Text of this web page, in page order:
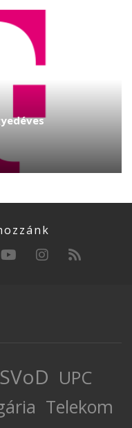
SVoD UPC
Telekom